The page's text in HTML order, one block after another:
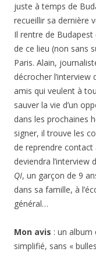
juste à temps de
recueillir sa dernière
Il rentre de
de ce lieu (non sans
Paris. Alain,
décrocher
amis qui veulent à
sauver la vie d’un
dans les prochaines
signer, il trouve les
de reprendre
deviendra l’interview
QI, un garçon de 9
dans sa famille, à
général…
Mon avis : un album
simplifié, sans «